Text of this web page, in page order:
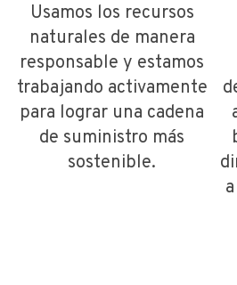
Usamos los recursos
naturales de manera
responsable y estamos
trabajando activamente
para lograr una cadena
de suministro más
sostenible.